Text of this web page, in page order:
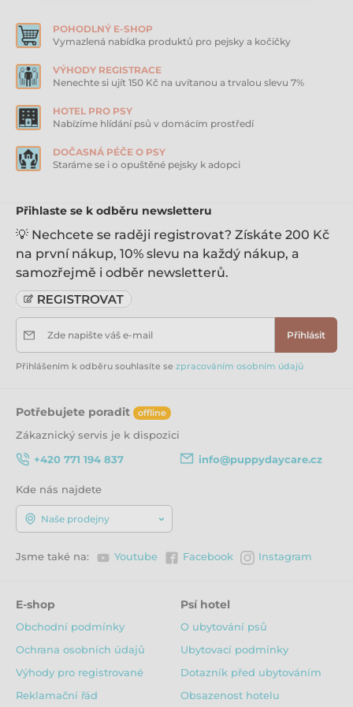
Chondroitin (125 mg/kg).
Hrubá bílkovina 21%
Hrubé tuky 8%
Vláknina 4%
Popeloviny 6,5%
Vápník 0,9%
Fosfor 0,6%
Doplňkové látky na kg:
Vitamin A 14,400 IU
Vitamin D3 1,925 IU
Vitamin E 95 IU
Zinek (síran zinečnatý) 50 mg
Mangan (síran manganatý) 35 mg
Jód (jodičnan vápenatý) 1 mg
Krmný návod:
SNÍŽENÍ VÁHY SENIOR
váha (kg) krmná dávka (g)
1-5 25 - 80 25 - 90
POHODLNÝ E-SHOP
Vymazlená nabídka produktů pro pejsky a kočičky
VÝHODY REGISTRACE
Nenechte si ujít 150 Kč na uvítanou a trvalou slevu 7%
HOTEL PRO PSY
Nabízíme hlídání psů v domácím prostředí
DOČASNÁ PÉČE O PSY
Staráme se i o opuštěné pejsky k adopci
Přihlaste se k odběru newsletteru
💡 Nechcete se raději registrovat? Získáte 200 Kč
na první nákup, 10% slevu na každý nákup, a
samozřejmě i odběr newsletterů.
Zde napište váš e-mail Přihlásit
Přihlášením k odběru souhlasíte se zpracováním osobním údajů
Potřebujete poradit offline
Zákaznický servis je k dispozici
+420 771 194 837
info@puppydaycare.cz
Kde nás najdete
Naše prodejny
Jsme také na: Youtube Facebook Instagram
E-shop
Obchodní podmínky
Ochrana osobních údajů
Výhody pro registrované
Reklamační řád
Psí hotel
O ubytování psů
Ubytovací podmínky
Dotazník před ubytováním
Obsazenost hotelu